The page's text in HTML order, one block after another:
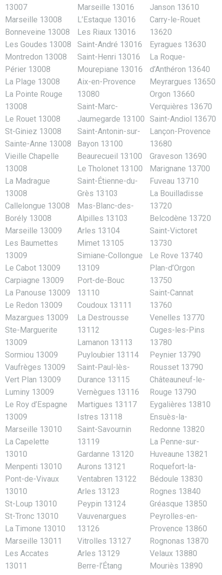
13007
Marseille 13008
Bonneveine 13008
Les Goudes 13008
Montredon 13008
Périer 13008
La Plage 13008
La Pointe Rouge
13008
Le Rouet 13008
St-Giniez 13008
Sainte-Anne 13008
Vieille Chapelle
13008
La Madrague
13008
Callelongue 13008
Borély 13008
Marseille 13009
Les Baumettes
13009
Le Cabot 13009
Carpiagne 13009
La Panouse 13009
Le Redon 13009
Mazargues 13009
Ste-Marguerite
13009
Sormiou 13009
Vaufrèges 13009
Vert Plan 13009
Luminy 13009
Le Roy d’Espagne
13009
Marseille 13010
La Capelette
13010
Menpenti 13010
Pont-de-Vivaux
13010
St-Loup 13010
St-Tronc 13010
La Timone 13010
Marseille 13011
Les Accates
13011
Marseille 13016
L’Estaque 13016
Les Riaux 13016
Saint-André 13016
Saint-Henri 13016
Mourepiane 13016
Aix-en-Provence
13080
Saint-Marc-
Jaumegarde 13100
Saint-Antonin-sur-
Bayon 13100
Beaurecueil 13100
Le Tholonet 13100
Saint-Étienne-du-
Grès 13103
Mas-Blanc-des-
Alpilles 13103
Arles 13104
Mimet 13105
Simiane-Collongue
13109
Port-de-Bouc
13110
Coudoux 13111
La Destrousse
13112
Lamanon 13113
Puyloubier 13114
Saint-Paul-lès-
Durance 13115
Vernègues 13116
Martigues 13117
Istres 13118
Saint-Savournin
13119
Gardanne 13120
Aurons 13121
Ventabren 13122
Arles 13123
Peypin 13124
Vauvenargues
13126
Vitrolles 13127
Arles 13129
Berre-l’Étang
Janson 13610
Carry-le-Rouet
13620
Eyragues 13630
La Roque-
d’Anthéron 13640
Meyrargues 13650
Orgon 13660
Verquières 13670
Saint-Andiol 13670
Lançon-Provence
13680
Graveson 13690
Marignane 13700
Fuveau 13710
La Bouilladisse
13720
Belcodène 13720
Saint-Victoret
13730
Le Rove 13740
Plan-d’Orgon
13750
Saint-Cannat
13760
Venelles 13770
Cuges-les-Pins
13780
Peynier 13790
Rousset 13790
Châteauneuf-le-
Rouge 13790
Eygalières 13810
Ensuès-la-
Redonne 13820
La Penne-sur-
Huveaune 13821
Roquefort-la-
Bédoule 13830
Rognes 13840
Gréasque 13850
Peyrolles-en-
Provence 13860
Rognonas 13870
Velaux 13880
Mouriès 13890